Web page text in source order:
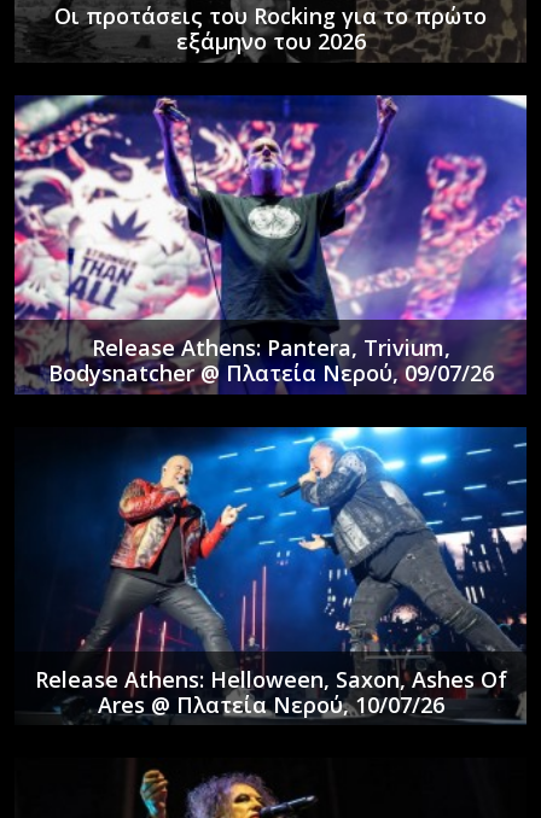
Οι προτάσεις του Rocking για το πρώτο
εξάμηνο του 2026
Release Athens: Pantera, Trivium,
Bodysnatcher @ Πλατεία Νερού, 09/07/26
Release Athens: Helloween, Saxon, Ashes Of
Ares @ Πλατεία Νερού, 10/07/26